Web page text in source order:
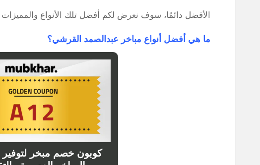
الأفضل دائمًا، سوف نعرض لكم أفضل تلك الأنواع والمميزات
ما هي أفضل أنواع مباخر عبدالصمد القرشي؟
كوبون خصم مبخر